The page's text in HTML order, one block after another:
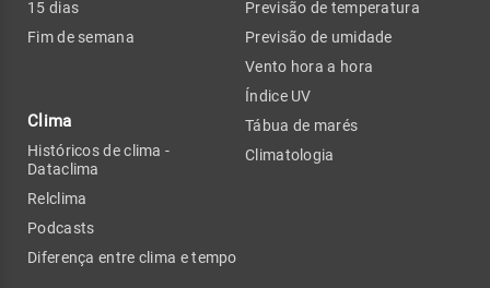
15 dias
Fim de semana
Clima
Históricos de clima -
Dataclima
Relclima
Podcasts
Diferença entre clima e tempo
Previsão de temperatura
Previsão de umidade
Vento hora a hora
Índice UV
Tábua de marés
Climatologia